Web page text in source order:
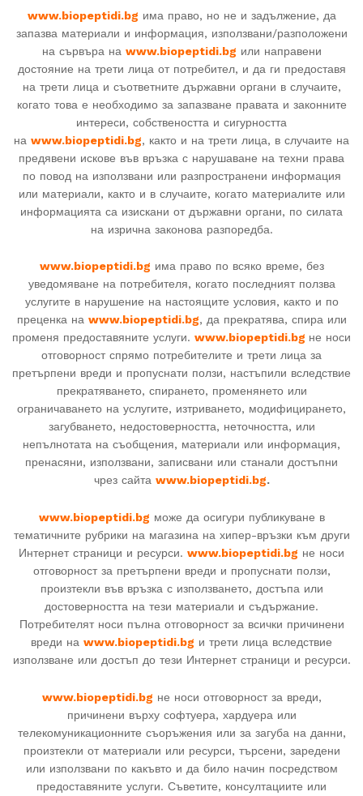
www.biopeptidi.bg има право, но не и задължение, да
запазва материали и информация, използвани/разположени
на сървъра на www.biopeptidi.bg или направени
достояние на трети лица от потребител, и да ги предоставя
на трети лица и съответните държавни органи в случаите,
когато това е необходимо за запазване правата и законните
интереси, собствеността и сигурността
на www.biopeptidi.bg, както и на трети лица, в случаите на
предявени искове във връзка с нарушаване на техни права
по повод на използвани или разпространени информация
или материали, както и в случаите, когато материалите или
информацията са изискани от държавни органи, по силата
на изрична законова разпоредба.
www.biopeptidi.bg има право по всяко време, без
уведомяване на потребителя, когато последният ползва
услугите в нарушение на настоящите условия, както и по
преценка на www.biopeptidi.bg, да прекратява, спира или
променя предоставяните услуги. www.biopeptidi.bg не носи
отговорност спрямо потребителите и трети лица за
претърпени вреди и пропуснати ползи, настъпили вследствие
прекратяването, спирането, променянето или
ограничаването на услугите, изтриването, модифицирането,
загубването, недостоверността, неточността, или
непълнотата на съобщения, материали или информация,
пренасяни, използвани, записвани или станали достъпни
чрез сайта www.biopeptidi.bg.
www.biopeptidi.bg може да осигури публикуване в
тематичните рубрики на магазина на хипер-връзки към други
Интернет страници и ресурси. www.biopeptidi.bg не носи
отговорност за претърпени вреди и пропуснати ползи,
произтекли във връзка с използването, достъпа или
достоверността на тези материали и съдържание.
Потребителят носи пълна отговорност за всички причинени
вреди на www.biopeptidi.bg и трети лица вследствие
използване или достъп до тези Интернет страници и ресурси.
www.biopeptidi.bg не носи отговорност за вреди,
причинени върху софтуера, хардуера или
телекомуникационните съоръжения или за загуба на данни,
произтекли от материали или ресурси, търсени, заредени
или използвани по какъвто и да било начин посредством
предоставяните услуги. Съветите, консултациите или